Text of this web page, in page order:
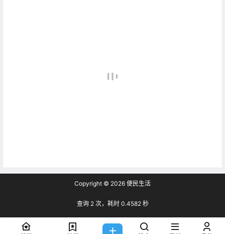
Copyright © 2026 便民生活
查询 2 次，耗时 0.4582 秒